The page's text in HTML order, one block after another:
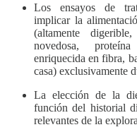
Los ensayos de
implicar la
(altamente
novedosa,
enriquecida en fibra,
casa) exclusivamente
La elección de la
función del historial
relevantes de la